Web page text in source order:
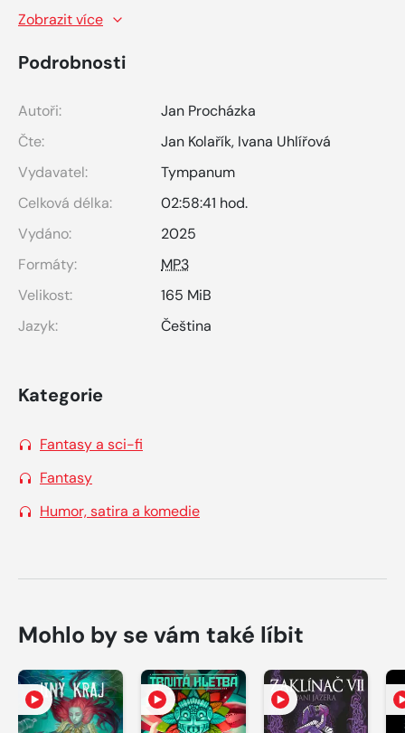
Zobrazit více
Podrobnosti
Autoři:
Jan Procházka
Čte:
Jan Kolařík, Ivana Uhlířová
Vydavatel:
Tympanum
Celková délka:
02:58:41 hod.
Vydáno:
2025
Formáty:
MP3
Velikost:
165 MiB
Jazyk:
Čeština
Kategorie
Fantasy a sci-fi
Fantasy
Humor, satira a komedie
Mohlo by se vám také líbit